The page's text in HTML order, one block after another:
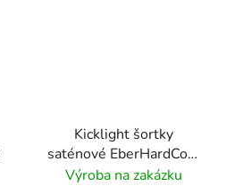
Kicklight šortky
saténové EberHardCore
– detské
Výroba na zakázku